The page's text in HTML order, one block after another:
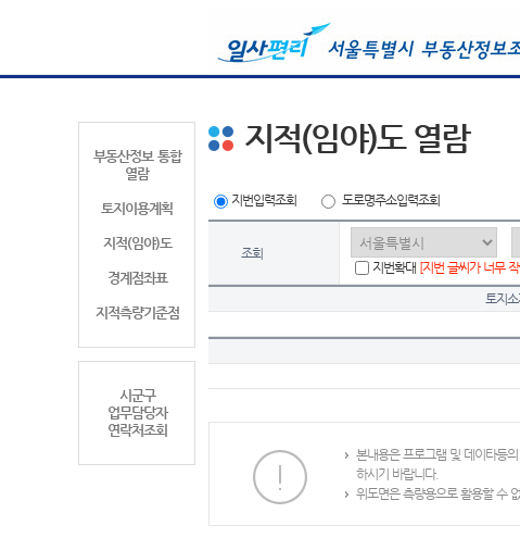
부동산정보 통합
열람
토지이용계획
지적(임야)도
경계점좌표
지적측량기준점
시군구
업무담당자
연락처조회
지적(임야)도 열람
지번입력조회 도로명주소입력조회
조회
지번확대 [지번 글씨가 너무
토지소
본내용은 프로그램 및 데이타등
하시기 바랍니다.
위도면은 측량용으로 활용할 수